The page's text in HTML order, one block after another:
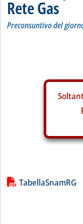
Rete Gas
Preconsuntivo del
Lista allegati
TabellaSnamRG